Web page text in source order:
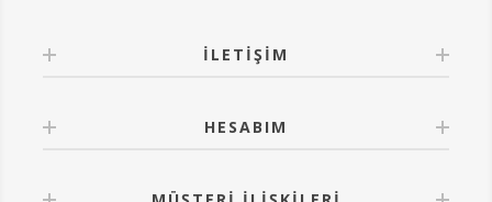
İLETIŞIM
HESABIM